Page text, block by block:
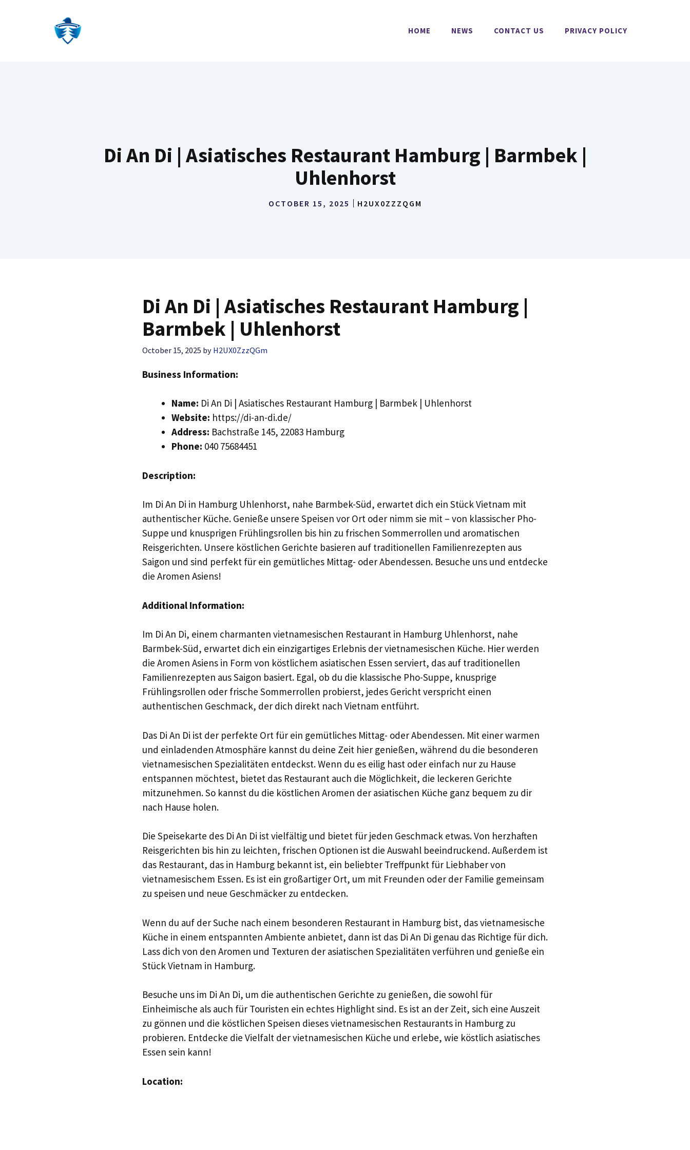
HOME NEWS CONTACT US PRIVACY POLICY
Di An Di | Asiatisches Restaurant Hamburg | Barmbek |
Uhlenhorst
OCTOBER 15, 2025 H2UX0ZZZQGM
Di An Di | Asiatisches Restaurant Hamburg |
Barmbek | Uhlenhorst
October 15, 2025 by H2UX0ZzzQGm
Business Information:
Name: Di An Di | Asiatisches Restaurant Hamburg | Barmbek | Uhlenhorst
Website: https://di-an-di.de/
Address: Bachstraße 145, 22083 Hamburg
Phone: 040 75684451
Description:
Im Di An Di in Hamburg Uhlenhorst, nahe Barmbek-Süd, erwartet dich ein Stück Vietnam mit
authentischer Küche. Genieße unsere Speisen vor Ort oder nimm sie mit – von klassischer Pho-
Suppe und knusprigen Frühlingsrollen bis hin zu frischen Sommerrollen und aromatischen
Reisgerichten. Unsere köstlichen Gerichte basieren auf traditionellen Familienrezepten aus
Saigon und sind perfekt für ein gemütliches Mittag- oder Abendessen. Besuche uns und entdecke
die Aromen Asiens!
Additional Information:
Im Di An Di, einem charmanten vietnamesischen Restaurant in Hamburg Uhlenhorst, nahe
Barmbek-Süd, erwartet dich ein einzigartiges Erlebnis der vietnamesischen Küche. Hier werden
die Aromen Asiens in Form von köstlichem asiatischen Essen serviert, das auf traditionellen
Familienrezepten aus Saigon basiert. Egal, ob du die klassische Pho-Suppe, knusprige
Frühlingsrollen oder frische Sommerrollen probierst, jedes Gericht verspricht einen
authentischen Geschmack, der dich direkt nach Vietnam entführt.
Das Di An Di ist der perfekte Ort für ein gemütliches Mittag- oder Abendessen. Mit einer warmen
und einladenden Atmosphäre kannst du deine Zeit hier genießen, während du die besonderen
vietnamesischen Spezialitäten entdeckst. Wenn du es eilig hast oder einfach nur zu Hause
entspannen möchtest, bietet das Restaurant auch die Möglichkeit, die leckeren Gerichte
mitzunehmen. So kannst du die köstlichen Aromen der asiatischen Küche ganz bequem zu dir
nach Hause holen.
Die Speisekarte des Di An Di ist vielfältig und bietet für jeden Geschmack etwas. Von herzhaften
Reisgerichten bis hin zu leichten, frischen Optionen ist die Auswahl beeindruckend. Außerdem ist
das Restaurant, das in Hamburg bekannt ist, ein beliebter Treffpunkt für Liebhaber von
vietnamesischem Essen. Es ist ein großartiger Ort, um mit Freunden oder der Familie gemeinsam
zu speisen und neue Geschmäcker zu entdecken.
Wenn du auf der Suche nach einem besonderen Restaurant in Hamburg bist, das vietnamesische
Küche in einem entspannten Ambiente anbietet, dann ist das Di An Di genau das Richtige für dich.
Lass dich von den Aromen und Texturen der asiatischen Spezialitäten verführen und genieße ein
Stück Vietnam in Hamburg.
Besuche uns im Di An Di, um die authentischen Gerichte zu genießen, die sowohl für
Einheimische als auch für Touristen ein echtes Highlight sind. Es ist an der Zeit, sich eine Auszeit
zu gönnen und die köstlichen Speisen dieses vietnamesischen Restaurants in Hamburg zu
probieren. Entdecke die Vielfalt der vietnamesischen Küche und erlebe, wie köstlich asiatisches
Essen sein kann!
Location: